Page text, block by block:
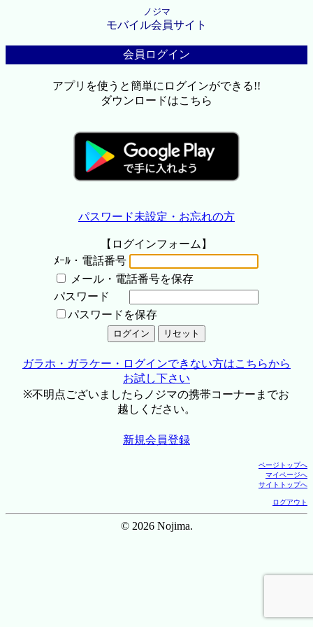
ノジマ
モバイル会員サイト
会員ログイン
アプリを使うと簡単にログインができる!!
ダウンロードはこちら
パスワード未設定・お忘れの方
【ログインフォーム】
ﾒｰﾙ・電話番号
メール・電話番号を保存
パスワード
パスワードを保存
ガラホ・ガラケー・ログインできない方はこちらから
お試し下さい
※不明点ございましたらノジマの携帯コーナーまでお
越しください。
新規会員登録
ページトップへ
マイページへ
サイトトップへ
ログアウト
© 2026 Nojima.